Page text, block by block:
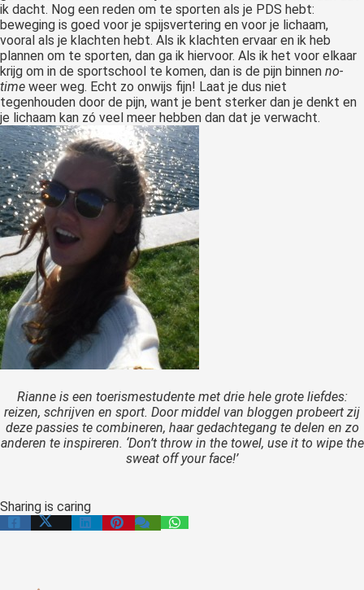
ik dacht. Nog een reden om te sporten als je PDS hebt:
beweging is goed voor je spijsvertering en voor je lichaam,
vooral als je klachten hebt. Als ik klachten ervaar en ik heb
plannen om te sporten, dan ga ik hiervoor. Als ik het voor elkaar
krijg om in de sportschool te komen, dan is de pijn binnen no-
time weer weg. Echt zo onwijs fijn! Laat je dus niet
tegenhouden door de pijn, want je bent sterker dan je denkt en
je lichaam kan zó veel meer hebben dan dat je verwacht.
Rianne is een toerismestudente met drie hele grote liefdes:
reizen, schrijven en sport. Door middel van bloggen probeert zij
deze passies te combineren, haar gedachtegang te delen en zo
anderen te inspireren. ‘Don’t throw in the towel, use it to wipe the
sweat off your face!’
Sharing is caring